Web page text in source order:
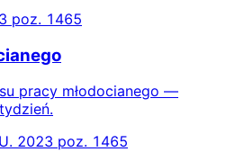
poz. 1465
pracy młodocianego —
2023 poz. 1465